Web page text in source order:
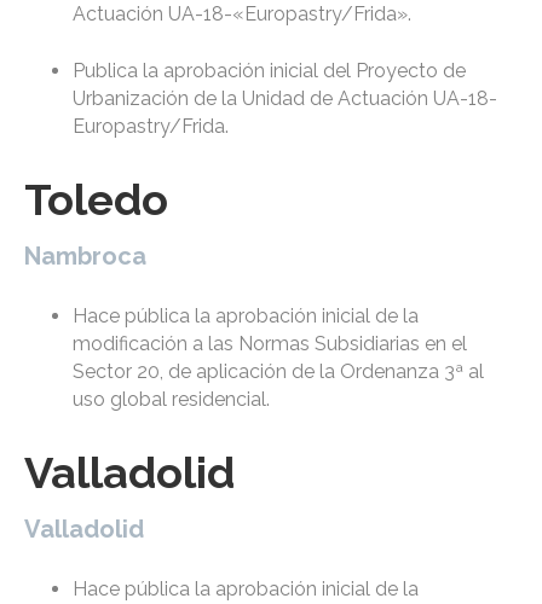
Actuación UA-18-«Europastry/Frida».
Publica la aprobación inicial del Proyecto de
Urbanización de la Unidad de Actuación UA-18-
Europastry/Frida.
Toledo
Nambroca
Hace pública la aprobación inicial de la
modificación a las Normas Subsidiarias en el
Sector 20, de aplicación de la Ordenanza 3ª al
uso global residencial.
Valladolid
Valladolid
Hace pública la aprobación inicial de la